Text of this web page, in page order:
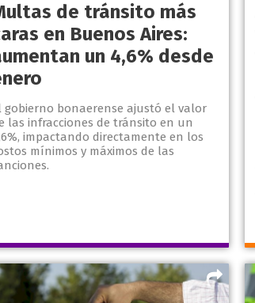
de tránsito más
en Buenos Aires:
un 4,6% desde
gobierno bonaerense ajustó el valor
las infracciones de tránsito en un
impactando directamente en los
mínimos y máximos de las